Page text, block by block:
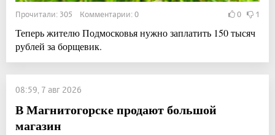
Прочитали: 305 Комментарии: 0 0 1
Теперь жителю Подмосковья нужно заплатить 150 тысяч
рублей за борщевик.
08:59, 7 авг 2026
В Магнитогорске продают большой
магазин